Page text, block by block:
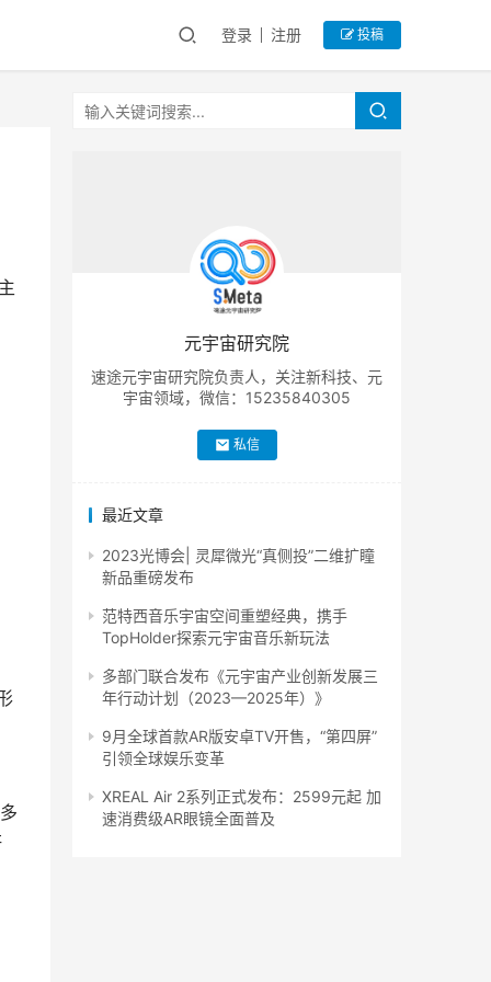
登录 注册 投稿
元宇宙研究院
速途元宇宙研究院负责人，关注新科技、元
宇宙领域，微信：15235840305
私信
最近文章
2023光博会| 灵犀微光“真侧投”二维扩瞳
新品重磅发布
范特西音乐宇宙空间重塑经典，携手
TopHolder探索元宇宙音乐新玩法
多部门联合发布《元宇宙产业创新发展三
年行动计划（2023—2025年）》
9月全球首款AR版安卓TV开售，“第四屏”
引领全球娱乐变革
XREAL Air 2系列正式发布：2599元起 加
速消费级AR眼镜全面普及